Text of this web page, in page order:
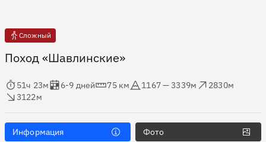
Сложный
Поход «Шавлинские»
в пути
51ч 23м
Оценка в днях
6-9 дней
Дистанция
75 км
Абсолютная высота
1167 — 3339м
2830м
3122м
Информация Фото